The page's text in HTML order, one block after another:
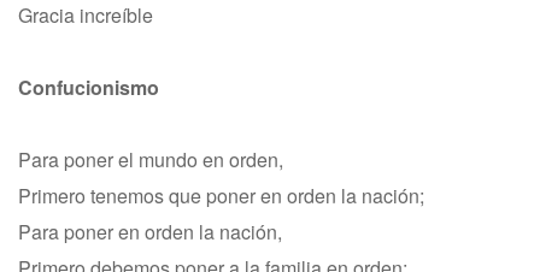
Gracia increíble
Confucionismo
Para poner el mundo en orden,
Primero tenemos que poner en orden la nación;
Para poner en orden la nación,